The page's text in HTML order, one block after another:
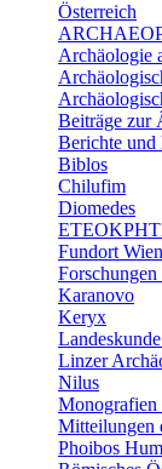
Österreich
Archäologie
Beiträge zur
Berichte und
Biblos
Chilufim
Diomedes
Fundort Wien
Karanovo
Keryx
Linzer
Nilus
Monografien
Mitteilungen
Phoibos